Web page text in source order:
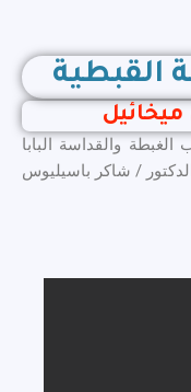
القبطية
والقداسة البابا
الدكتور / شاكر باسيليوس